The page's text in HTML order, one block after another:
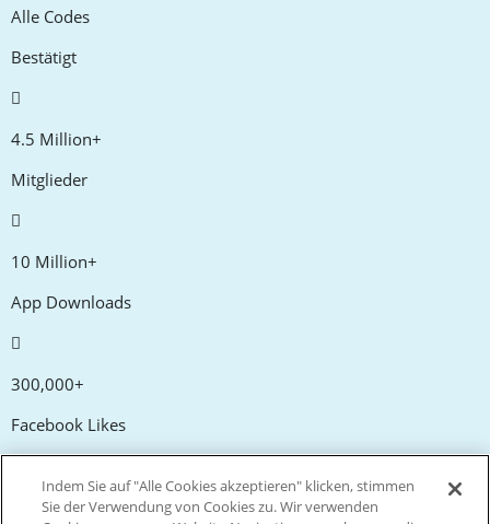
Alle Codes
Bestätigt
4.5 Million+
Mitglieder
10 Million+
App Downloads
300,000+
Facebook Likes
20,000+
Indem Sie auf "Alle Cookies akzeptieren" klicken, stimmen
Sie der Verwendung von Cookies zu. Wir verwenden